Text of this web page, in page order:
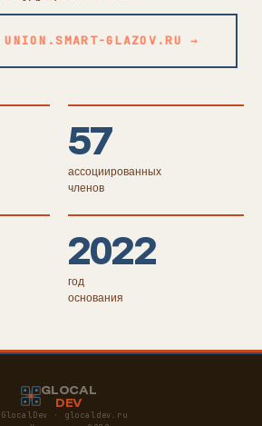
GLAZOV.RU →
57
ассоциированных
членов
2022
год
основания
GLOCAL
DEV
· glocaldev.ru